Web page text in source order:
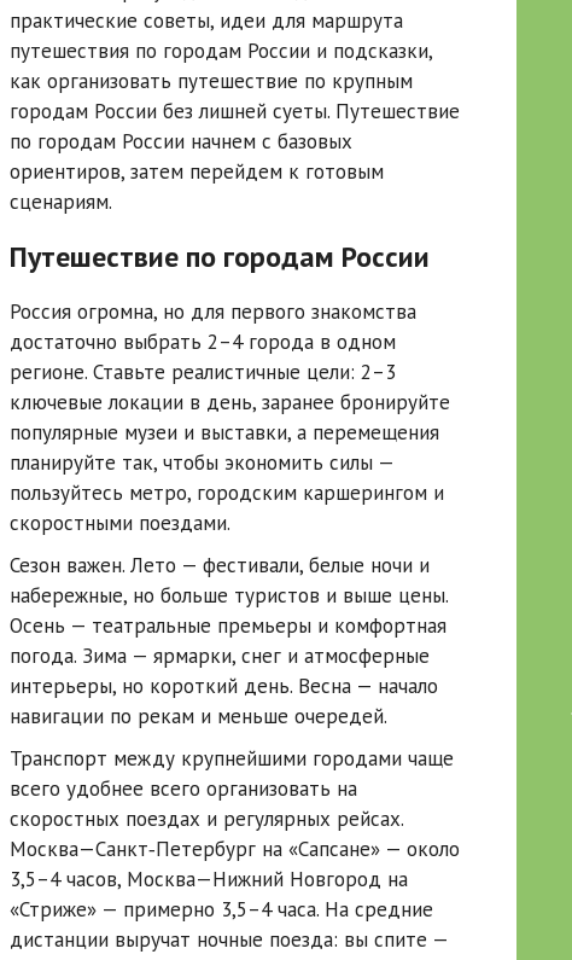
практические советы, идеи для маршрута
путешествия по городам России и подсказки,
как организовать путешествие по крупным
городам России без лишней суеты. Путешествие
по городам России начнем с базовых
ориентиров, затем перейдем к готовым
сценариям.
Путешествие по городам России
Россия огромна, но для первого знакомства
достаточно выбрать 2–4 города в одном
регионе. Ставьте реалистичные цели: 2–3
ключевые локации в день, заранее бронируйте
популярные музеи и выставки, а перемещения
планируйте так, чтобы экономить силы —
пользуйтесь метро, городским каршерингом и
скоростными поездами.
Сезон важен. Лето — фестивали, белые ночи и
набережные, но больше туристов и выше цены.
Осень — театральные премьеры и комфортная
погода. Зима — ярмарки, снег и атмосферные
интерьеры, но короткий день. Весна — начало
навигации по рекам и меньше очередей.
Транспорт между крупнейшими городами чаще
всего удобнее всего организовать на
скоростных поездах и регулярных рейсах.
Москва—Санкт‑Петербург на «Сапсане» — около
3,5–4 часов, Москва—Нижний Новгород на
«Стриже» — примерно 3,5–4 часа. На средние
дистанции выручат ночные поезда: вы спите —